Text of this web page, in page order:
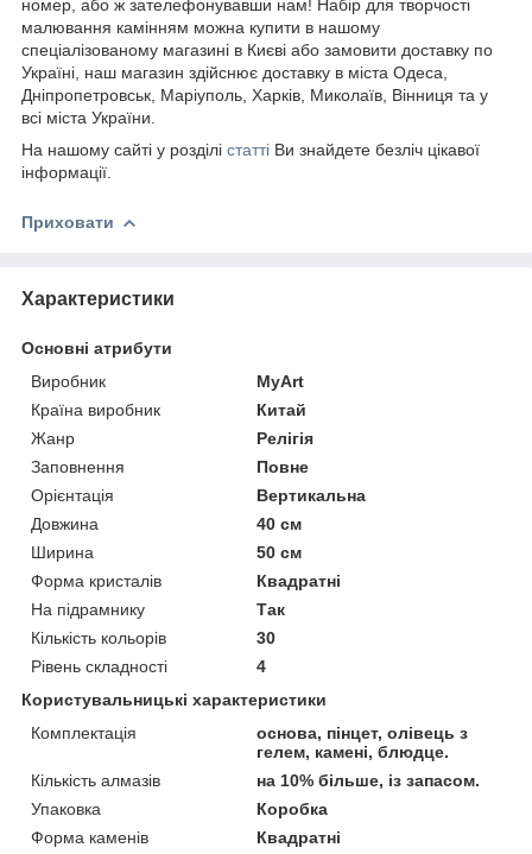
номер, або ж зателефонувавши нам! Набір для творчості
малювання камінням можна купити в нашому
спеціалізованому магазині в Києві або замовити доставку по
Україні, наш магазин здійснює доставку в міста Одеса,
Дніпропетровськ, Маріуполь, Харків, Миколаїв, Вінниця та у
всі міста України.
На нашому сайті у розділі статті Ви знайдете безліч цікавої
інформації.
Приховати
Характеристики
Основні атрибути
Виробник
MyArt
Країна виробник
Китай
Жанр
Релігія
Заповнення
Повне
Орієнтація
Вертикальна
Довжина
40 см
Ширина
50 см
Форма кристалів
Квадратні
На підрамнику
Так
Кількість кольорів
30
Рівень складності
4
Користувальницькі характеристики
Комплектація
основа, пінцет, олівець з
гелем, камені, блюдце.
Кількість алмазів
на 10% більше, із запасом.
Упаковка
Коробка
Форма каменів
Квадратні